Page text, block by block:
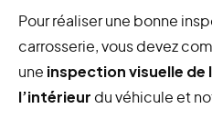
Pour réaliser une bonne
carrosserie, vous devez
une inspection visuelle de
l’intérieurdu véhicule et